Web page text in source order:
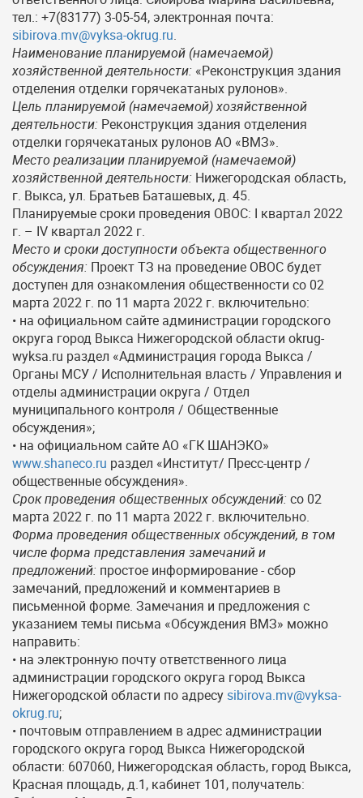
тел.: +7(83177) 3-05-54, электронная почта:
sibirova.mv@vyksa-okrug.ru.
Наименование планируемой (намечаемой)
хозяйственной деятельности: «Реконструкция здания
отделения отделки горячекатаных рулонов».
Цель планируемой (намечаемой) хозяйственной
деятельности: Реконструкция здания отделения
отделки горячекатаных рулонов АО «ВМЗ».
Место реализации планируемой (намечаемой)
хозяйственной деятельности: Нижегородская область,
г. Выкса, ул. Братьев Баташевых, д. 45.
Планируемые сроки проведения ОВОС: I квартал 2022
г. – IV квартал 2022 г.
Место и сроки доступности объекта общественного
обсуждения: Проект ТЗ на проведение ОВОС будет
доступен для ознакомления общественности со 02
марта 2022 г. по 11 марта 2022 г. включительно:
• на официальном сайте администрации городского
округа город Выкса Нижегородской области okrug-
wyksa.ru раздел «Администрация города Выкса /
Органы МСУ / Исполнительная власть / Управления и
отделы администрации округа / Отдел
муниципального контроля / Общественные
обсуждения»;
• на официальном сайте АО «ГК ШАНЭКО»
www.shaneco.ru раздел «Институт/ Пресс-центр /
общественные обсуждения».
Срок проведения общественных обсуждений: со 02
марта 2022 г. по 11 марта 2022 г. включительно.
Форма проведения общественных обсуждений, в том
числе форма представления замечаний и
предложений: простое информирование - сбор
замечаний, предложений и комментариев в
письменной форме. Замечания и предложения с
указанием темы письма «Обсуждения ВМЗ» можно
направить:
• на электронную почту ответственного лица
администрации городского округа город Выкса
Нижегородской области по адресу sibirova.mv@vyksa-
okrug.ru;
• почтовым отправлением в адрес администрации
городского округа город Выкса Нижегородской
области: 607060, Нижегородская область, город Выкса,
Красная площадь, д.1, кабинет 101, получатель: